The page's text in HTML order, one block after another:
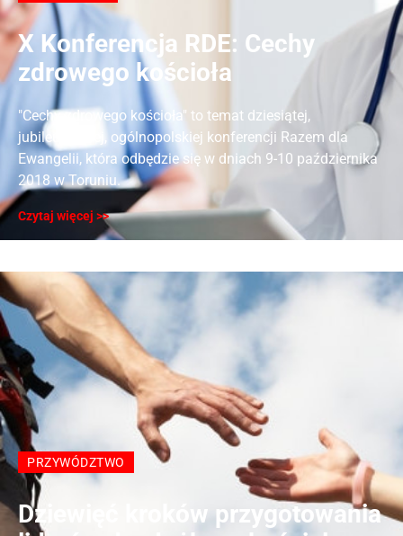
X Konferencja RDE: Cechy
zdrowego kościoła
"Cechy zdrowego kościoła" to temat dziesiątej,
jubileuszowej, ogólnopolskiej konferencji Razem dla
Ewangelii, która odbędzie się w dniach 9-10 października
2018 w Toruniu.
Czytaj więcej >>
PRZYWÓDZTWO
​Dziewięć kroków przygotowania